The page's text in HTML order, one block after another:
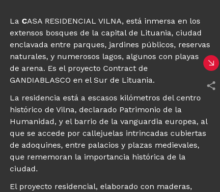
La CASA RESIDENCIAL VILNA, está inmersa en los
extensos bosques de la capital de Lituania, ciudad
enclavada entre parques, jardines públicos, reservas
naturales, y numerosos lagos, algunos con playas
de arena. Es el proyecto Contract de
GANDIABLASCO en el Sur de Lituania.
La residencia está a escasos kilómetros del centro
histórico de Vilna, declarado Patrimonio de la
Humanidad, y el barrio de la vanguardia europea, al
que se accede por callejuelas intrincadas cubiertas
de adoquines, entre palacios y plazas medievales,
que rememoran la importancia histórica de la
ciudad.
El proyecto residencial, elaborado con maderas,